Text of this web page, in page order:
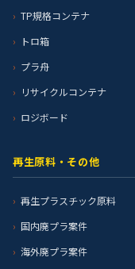
TP規格コンテナ
トロ箱
プラ舟
リサイクルコンテナ
ロジボード
再生原料・その他
再生プラスチック原料
国内廃プラ案件
海外廃プラ案件